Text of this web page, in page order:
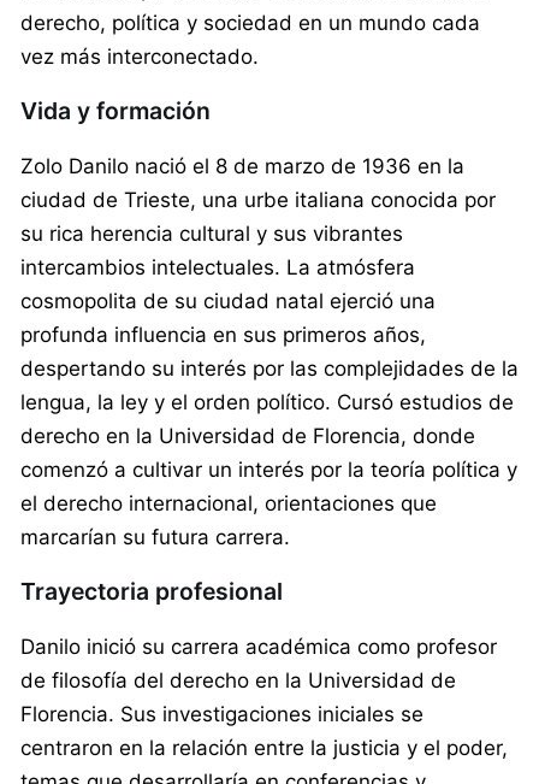
derecho, política y sociedad en un mundo cada
vez más interconectado.
Vida y formación
Zolo Danilo nació el 8 de marzo de 1936 en la
ciudad de Trieste, una urbe italiana conocida por
su rica herencia cultural y sus vibrantes
intercambios intelectuales. La atmósfera
cosmopolita de su ciudad natal ejerció una
profunda influencia en sus primeros años,
despertando su interés por las complejidades de la
lengua, la ley y el orden político. Cursó estudios de
derecho en la Universidad de Florencia, donde
comenzó a cultivar un interés por la teoría política y
el derecho internacional, orientaciones que
marcarían su futura carrera.
Trayectoria profesional
Danilo inició su carrera académica como profesor
de filosofía del derecho en la Universidad de
Florencia. Sus investigaciones iniciales se
centraron en la relación entre la justicia y el poder,